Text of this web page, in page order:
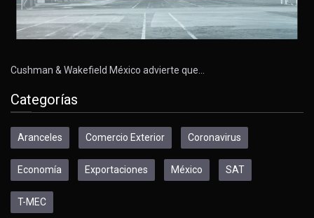
Cushman & Wakefield México advierte que…
Categorías
Aranceles Comercio Exterior Coronavirus
Economía Exportaciones México SAT
T-MEC